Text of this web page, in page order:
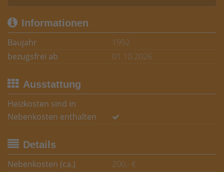
Informationen
Baujahr
1992
bezugsfrei ab
01.10.2026
Ausstattung
Heizkosten sind in
Nebenkosten enthalten
Details
Nebenkosten (ca.)
200,- €